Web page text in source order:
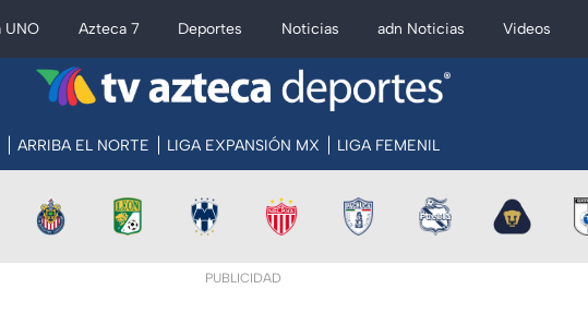
UNO Azteca 7 Deportes Noticias adn Noticias Videos
ARRIBA EL NORTE LIGA EXPANSIÓN MX LIGA FEMENIL
PUBLICIDAD